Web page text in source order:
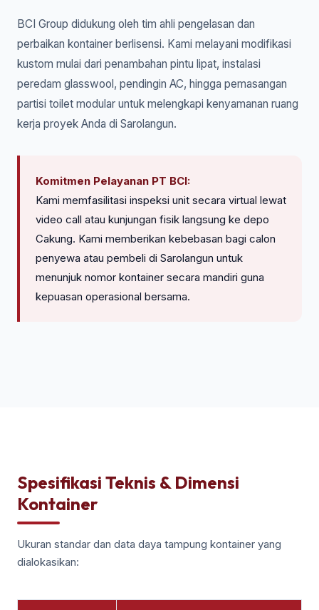
BCI Group didukung oleh tim ahli pengelasan dan
perbaikan kontainer berlisensi. Kami melayani modifikasi
kustom mulai dari penambahan pintu lipat, instalasi
peredam glasswool, pendingin AC, hingga pemasangan
partisi toilet modular untuk melengkapi kenyamanan ruang
kerja proyek Anda di Sarolangun.
Komitmen Pelayanan PT BCI:
Kami memfasilitasi inspeksi unit secara virtual lewat
video call atau kunjungan fisik langsung ke depo
Cakung. Kami memberikan kebebasan bagi calon
penyewa atau pembeli di Sarolangun untuk
menunjuk nomor kontainer secara mandiri guna
kepuasan operasional bersama.
Spesifikasi Teknis & Dimensi
Kontainer
Ukuran standar dan data daya tampung kontainer yang
dialokasikan: